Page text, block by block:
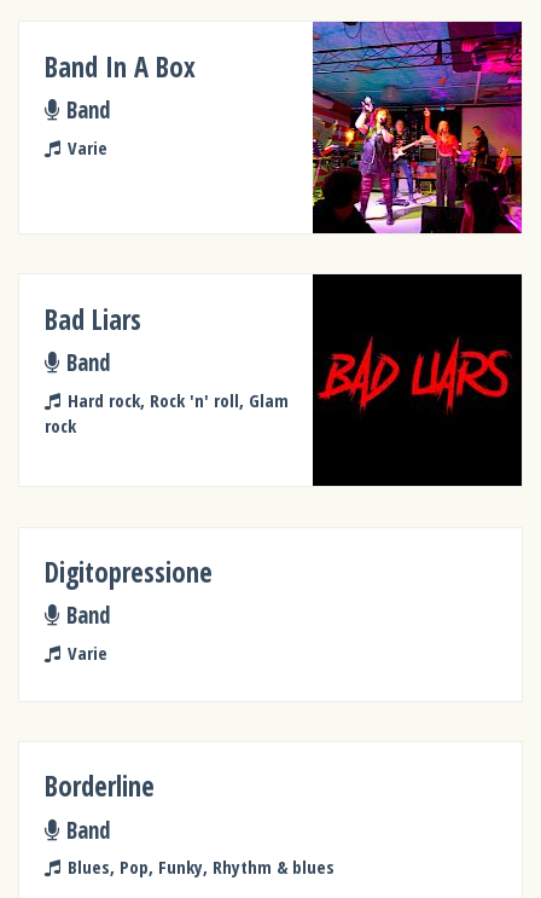
Band In A Box
Band
Varie
Bad Liars
Band
Hard rock, Rock 'n' roll, Glam
rock
Digitopressione
Band
Varie
Borderline
Band
Blues, Pop, Funky, Rhythm & blues